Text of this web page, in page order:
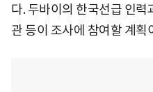
다. 두바이의 한국선급 인
관 등이 조사에 참여할 계획